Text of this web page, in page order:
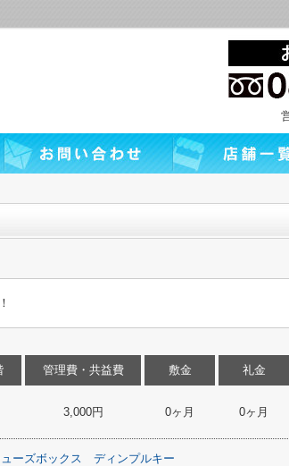
管理費・共益費
3,000円
敷金
0ヶ月
礼金
0ヶ月
ーズボックス ディンプルキー